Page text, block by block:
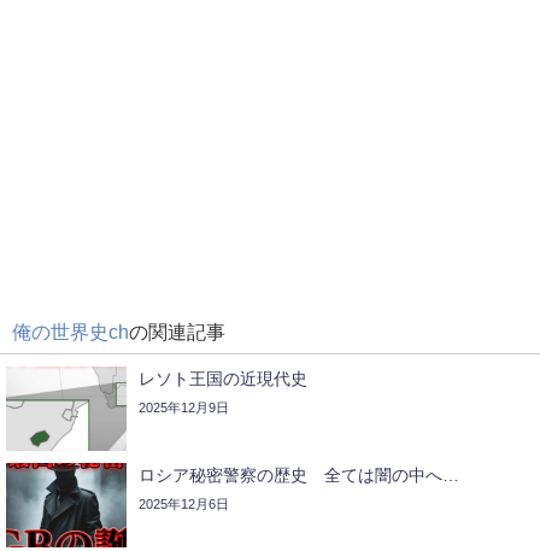
俺の世界史chの関連記事
レソト王国の近現代史
2025年12月9日
ロシア秘密警察の歴史 全ては闇の中へ…
2025年12月6日